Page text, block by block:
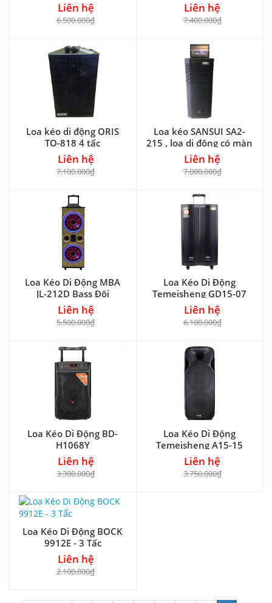
Liên hệ
6.500.000₫
Liên hệ
7.400.000₫
Loa kéo di động ORIS
TO-818 4 tấc
Liên hệ
7.100.000₫
Loa kéo SANSUI SA2-
215 , loa di động có màn
hình cảm ứng 14 inch
Liên hệ
7.000.000₫
Loa Kéo Di Động MBA
JL-212D Bass Đôi
Liên hệ
5.500.000₫
Loa Kéo Di Động
Temeisheng GD15-07
Liên hệ
6.100.000₫
Loa Kéo Di Động BD-
H1068Y
Liên hệ
3.300.000₫
Loa Kéo Di Động
Temeisheng A15-15
Bass Đôi
Liên hệ
3.750.000₫
Loa Kéo Di Động BOCK
9912E - 3 Tấc
Liên hệ
2.100.000₫